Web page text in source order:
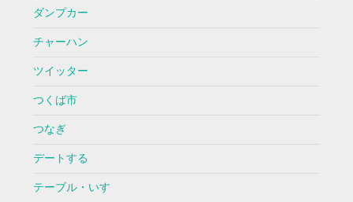
ダンプカー
チャーハン
ツイッター
つくば市
つなぎ
デートする
テーブル・いす